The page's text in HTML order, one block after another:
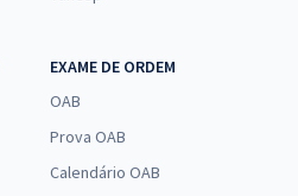
EXAME DE ORDEM
OAB
Prova OAB
Calendário OAB